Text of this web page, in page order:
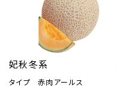
妃秋冬系
タイプ
赤肉アールス